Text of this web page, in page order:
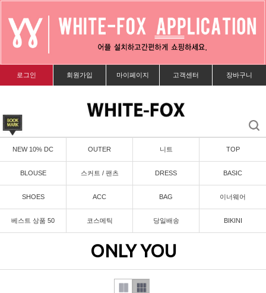
로그인 회원가입 마이페이지 고객센터 장바구니
NEW 10% DC OUTER 니트 TOP
BLOUSE 스커트 / 팬츠 DRESS BASIC
SHOES ACC BAG 이너웨어
베스트 상품 50 코스메틱 당일배송 BIKINI
ONLY YOU